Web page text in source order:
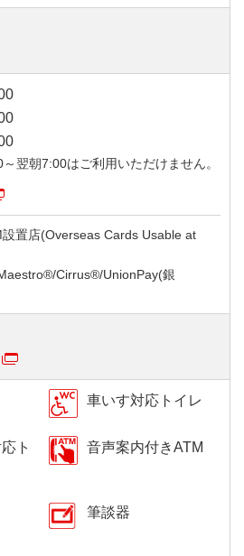
翌朝7:00はご利用いただけません。
置店(Overseas Cards Usable at
Cirrus®/UnionPay(銀
車いす対応トイレ
ト
音声案内付きATM
筆談器